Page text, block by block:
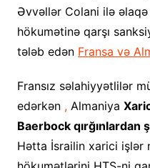
Əvvəllər Colani ilə
hökumətinə qarşı
tələb edən Fransa və
Fransız səlahiyyətlilər
edərkən ,Almaniya
Baerbock
Hətta İsrailin xarici işlər